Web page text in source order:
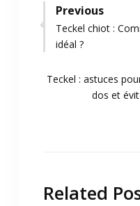
Navigation
de
Previous
Previous
post:
Teckel chiot :
idéal ?
Next
Teckel : astuces
dos et
Related